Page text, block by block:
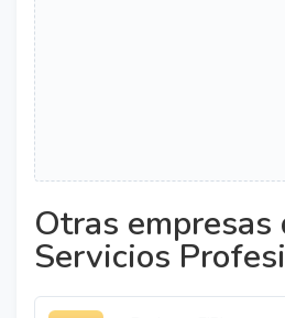
Otras empresas
Servicios